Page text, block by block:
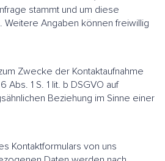
stammt und um diese
Weitere Angaben können freiwillig
Zwecke der Kontaktaufnahme
Abs. 1 S. 1 lit. b DSGVO auf
Beziehung im Sinne einer
Kontaktformulars von uns